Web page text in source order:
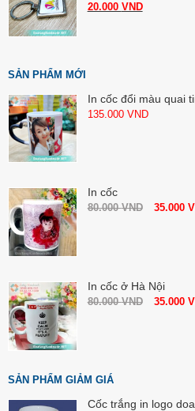
20.000 VND
SẢN PHẨM MỚI
In cốc đổi màu quai
135.000 VND
In cốc
80.000VND 35.000
In cốc ở Hà Nội
80.000VND 35.000
SẢN PHẨM GIẢM GIÁ
Cốc trắng in logo